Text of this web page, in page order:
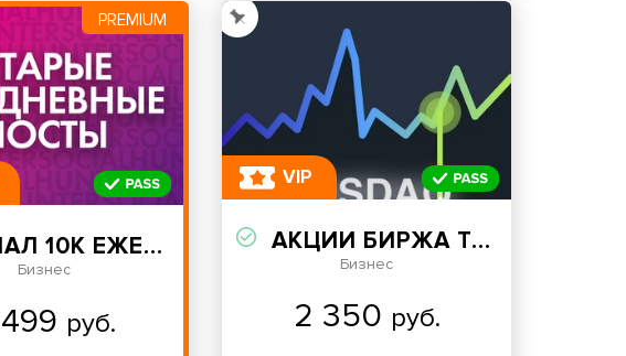
PREMIUM
ЕЖЕДНЕВНЫЕ ПОСТЫ
Бизнес
руб.
VIP
АКЦИИ БИРЖА ТОРГОВЛЯ
Бизнес
2 350 руб.